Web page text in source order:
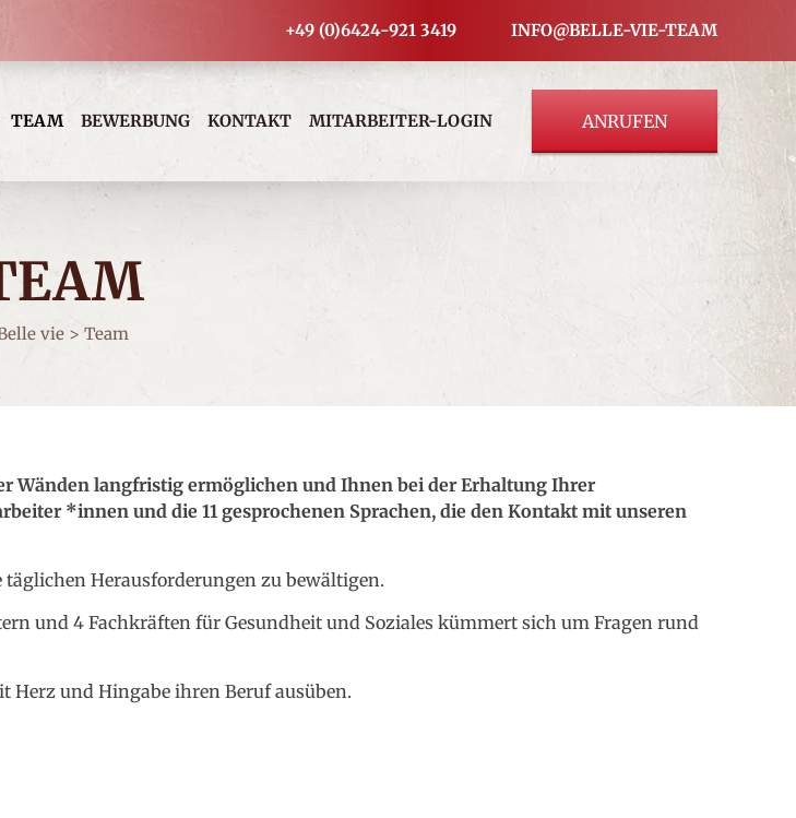
+49 (0)6424-921 3419 INFO@BELLE-VIE-TEAM
TEAM BEWERBUNG KONTAKT MITARBEITER-LOGIN ANRUFEN
vie> Team
Wänden langfristig ermöglichen und Ihnen bei der Erhaltung Ihrer
*innen und die 11 gesprochenen Sprachen, die den Kontakt mit unseren
Herausforderungen zu bewältigen.
und 4 Fachkräften für Gesundheit und Soziales kümmert sich um Fragen rund
und Hingabe ihren Beruf ausüben.